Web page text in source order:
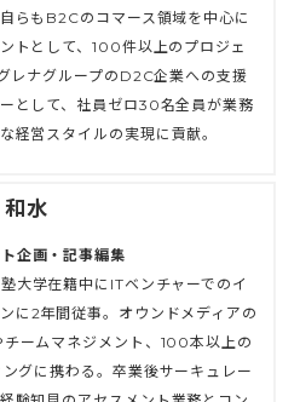
らもB2Cのコマース領域を中心に
トとして、100件以上のプロジェ
レナグループのD2C企業への支援
として、社員ゼロ30名全員が業務
経営スタイルの実現に貢献。
水
企画・記事編集
大学在籍中にITベンチャーでのイ
に2年間従事。オウンドメディアの
チームマネジメント、100本以上の
グに携わる。卒業後サーキュレー